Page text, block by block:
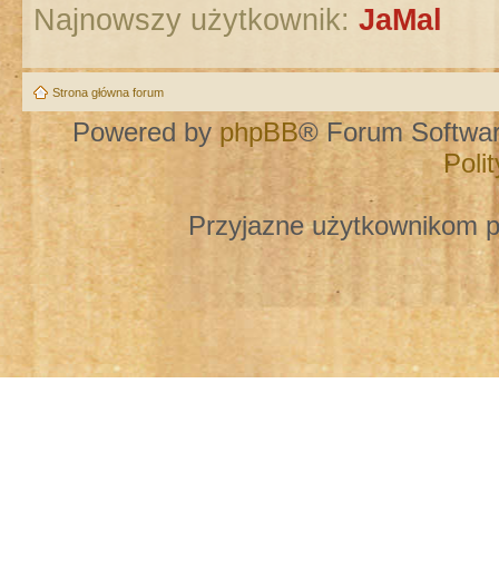
Najnowszy użytkownik: JaMal
Strona główna forum
Powered by phpBB® Forum
Przyjazne użytkownikom